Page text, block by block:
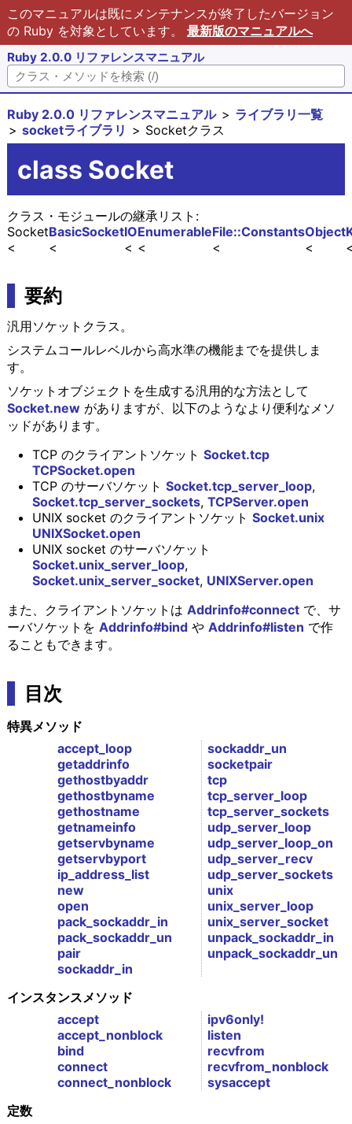
このマニュアルは既にメンテナンスが終了したバージョン
の Ruby を対象としています。 最新版のマニュアルへ
Ruby 2.0.0 リファレンスマニュアル
Ruby 2.0.0 リファレンスマニュアル
ライブラリ一覧
socketライブラリ
Socketクラス
class Socket
クラス・モジュールの継承リスト:
Object
File::Constants
Enumerable
IO
BasicSocket
Socket
要約
汎用ソケットクラス。
システムコールレベルから高水準の機能までを提供しま
す。
ソケットオブジェクトを生成する汎用的な方法として
Socket.newがありますが、以下のようなより便利なメソ
ッドがあります。
TCP のクライアントソケット Socket.tcp
TCPSocket.open
TCP のサーバソケット Socket.tcp_server_loop,
Socket.tcp_server_sockets, TCPServer.open
UNIX socket のクライアントソケット Socket.unix
UNIXSocket.open
UNIX socket のサーバソケット
Socket.unix_server_loop,
Socket.unix_server_socket, UNIXServer.open
また、クライアントソケットは Addrinfo#connectで、サ
ーバソケットを Addrinfo#bindや Addrinfo#listen で作
ることもできます。
目次
特異メソッド
accept_loop
getaddrinfo
gethostbyaddr
gethostbyname
gethostname
getnameinfo
getservbyname
getservbyport
ip_address_list
new
open
pack_sockaddr_in
pack_sockaddr_un
pair
sockaddr_in
sockaddr_un
socketpair
tcp
tcp_server_loop
tcp_server_sockets
udp_server_loop
udp_server_loop_on
udp_server_recv
udp_server_sockets
unix
unix_server_loop
unix_server_socket
unpack_sockaddr_in
unpack_sockaddr_un
インスタンスメソッド
accept
accept_nonblock
bind
connect
connect_nonblock
ipv6only!
listen
recvfrom
recvfrom_nonblock
sysaccept
定数